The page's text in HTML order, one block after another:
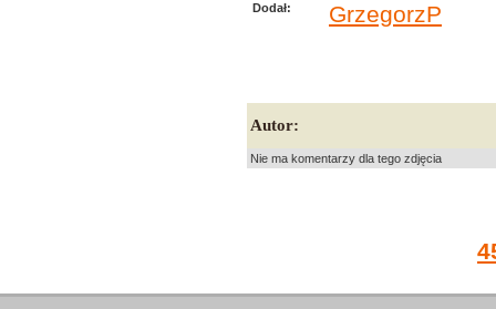
Dodał: GrzegorzP
Autor:
Nie ma komentarzy dla tego zdjęcia